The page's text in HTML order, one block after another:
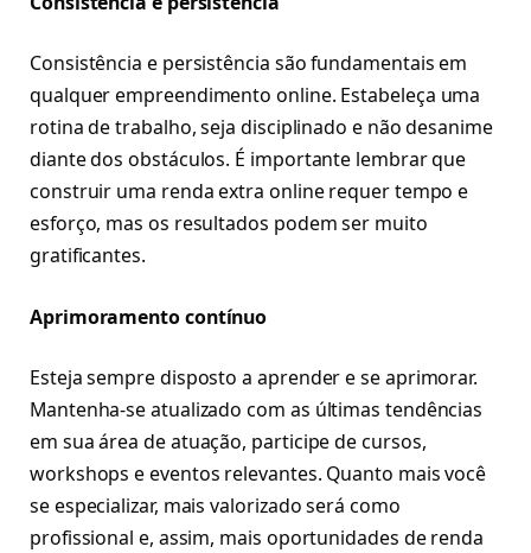
Consistência e persistência são fundamentais em
qualquer empreendimento online. Estabeleça uma
rotina de trabalho, seja disciplinado e não desanime
diante dos obstáculos. É importante lembrar que
construir uma renda extra online requer tempo e
esforço, mas os resultados podem ser muito
gratificantes.
Aprimoramento contínuo
Esteja sempre disposto a aprender e se aprimorar.
Mantenha-se atualizado com as últimas tendências
em sua área de atuação, participe de cursos,
workshops e eventos relevantes. Quanto mais você
se especializar, mais valorizado será como
profissional e, assim, mais oportunidades de renda